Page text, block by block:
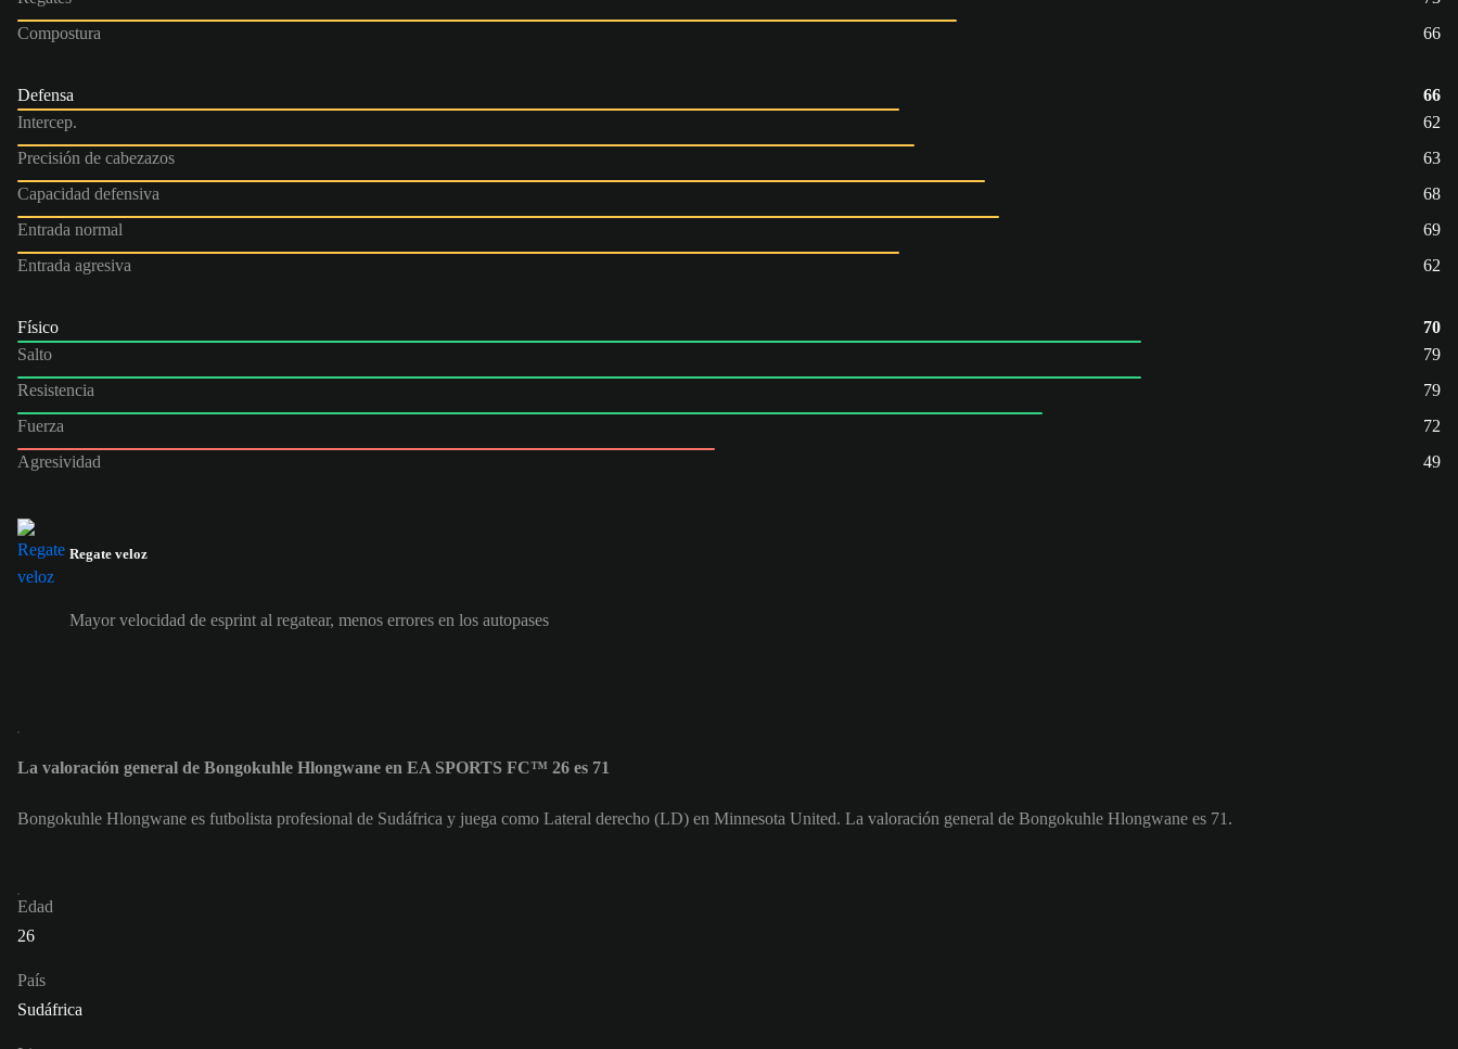
Compostura
66
Defensa
66
Intercep.
62
Precisión de cabezazos
63
Capacidad defensiva
68
Entrada normal
69
Entrada agresiva
62
Físico
70
Salto
79
Resistencia
79
Fuerza
72
Agresividad
49
Regate veloz
Mayor velocidad de esprint al regatear, menos errores en los autopases
La valoración general de Bongokuhle Hlongwane en EA SPORTS FC™ 26 es 71
Bongokuhle Hlongwane es futbolista profesional de Sudáfrica y juega como Lateral derecho (LD) en Minnesota United. La valoración general de Bongokuhle Hlongwane es 71.
Edad
26
País
Sudáfrica